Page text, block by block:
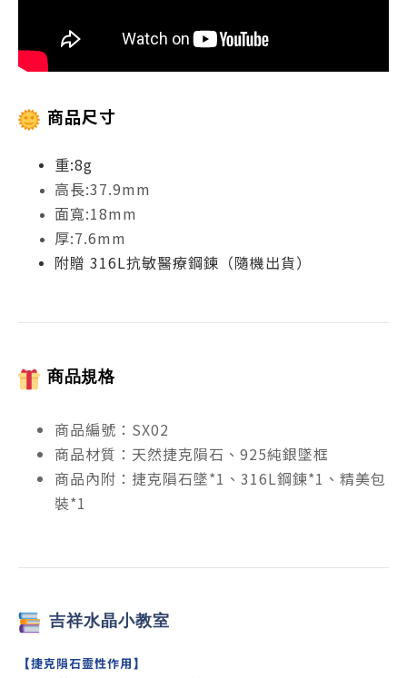
商品尺寸
重:8g
高長:37.9mm
面寬:18mm
厚:7.6mm
附贈 316L抗敏醫療鋼鍊（隨機出貨）
商品規格
商品編號：SX02
商品材質：天然捷克隕石、925純銀墜框
商品內附：捷克隕石墜*1、316L鋼鍊*1、精美包
裝*1
吉祥水晶小教室
【捷克隕石靈性作用】